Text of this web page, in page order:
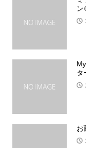
ン
タ
お